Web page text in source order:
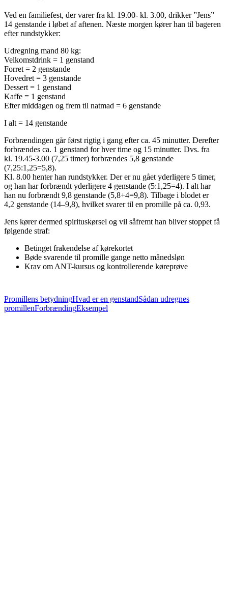
Ved en familiefest, der varer fra kl. 19.00- kl. 3.00, drikker ”Jens”
14 genstande i løbet af aftenen. Næste morgen kører han til bageren
efter rundstykker:
Udregning mand 80 kg:
Velkomstdrink = 1 genstand
Forret = 2 genstande
Hovedret = 3 genstande
Dessert = 1 genstand
Kaffe = 1 genstand
Efter middagen og frem til natmad = 6 genstande
I alt = 14 genstande
Forbrændingen går først rigtig i gang efter ca. 45 minutter. Derefter
forbrændes ca. 1 genstand for hver time og 15 minutter. Dvs. fra
kl. 19.45-3.00 (7,25 timer) forbrændes 5,8 genstande
(7,25:1,25=5,8).
Kl. 8.00 henter han rundstykker. Der er nu gået yderligere 5 timer,
og han har forbrændt yderligere 4 genstande (5:1,25=4). I alt har
han nu forbrændt 9,8 genstande (5,8+4=9,8). Tilbage i blodet er
4,2 genstande (14–9,8), hvilket svarer til en promille på ca. 0,93.
Jens kører dermed spirituskørsel og vil såfremt han bliver stoppet få
følgende straf:
Betinget frakendelse af kørekortet
Bøde svarende til promille gange netto månedsløn
Krav om ANT-kursus og kontrollerende køreprøve
Promillens betydningHvad er en genstandSådan udregnes
promillenForbrændingEksempel